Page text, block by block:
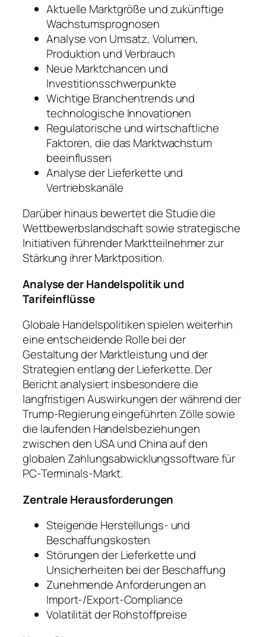
Aktuelle Marktgröße und zukünftige
Wachstumsprognosen
Analyse von Umsatz, Volumen,
Produktion und Verbrauch
Neue Marktchancen und
Investitionsschwerpunkte
Wichtige Branchentrends und
technologische Innovationen
Regulatorische und wirtschaftliche
Faktoren, die das Marktwachstum
beeinflussen
Analyse der Lieferkette und
Vertriebskanäle
Darüber hinaus bewertet die Studie die
Wettbewerbslandschaft sowie strategische
Initiativen führender Marktteilnehmer zur
Stärkung ihrer Marktposition.
Analyse der Handelspolitik und
Tarifeinflüsse
Globale Handelspolitiken spielen weiterhin
eine entscheidende Rolle bei der
Gestaltung der Marktleistung und der
Strategien entlang der Lieferkette. Der
Bericht analysiert insbesondere die
langfristigen Auswirkungen der während der
Trump-Regierung eingeführten Zölle sowie
die laufenden Handelsbeziehungen
zwischen den USA und China auf den
globalen Zahlungsabwicklungssoftware für
PC-Terminals-Markt.
Zentrale Herausforderungen
Steigende Herstellungs- und
Beschaffungskosten
Störungen der Lieferkette und
Unsicherheiten bei der Beschaffung
Zunehmende Anforderungen an
Import-/Export-Compliance
Volatilität der Rohstoffpreise